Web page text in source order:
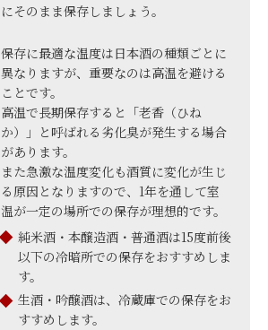
にそのまま保存しましょう。
保存に最適な温度は日本酒の種類ごとに
異なりますが、重要なのは高温を避ける
ことです。
高温で長期保存すると「老香（ひね
か）」と呼ばれる劣化臭が発生する場合
があります。
また急激な温度変化も酒質に変化が生じ
る原因となりますので、1年を通して室
温が一定の場所での保存が理想的です。
純米酒・本醸造酒・普通酒は15度前後
以下の冷暗所での保存をおすすめしま
す。
生酒・吟醸酒は、冷蔵庫での保存をお
すすめします。